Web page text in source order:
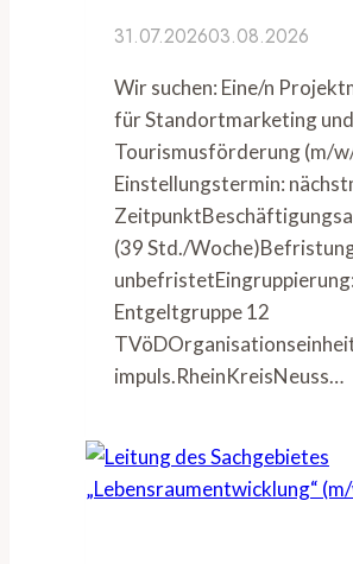
31.07.202603.08.2026
Wir suchen: Eine/n
für Standortmarketing und
Tourismusförderung (m/
Einstellungstermin:
(39 Std./
unbefristetEingruppierung:
Entgeltgruppe 12
impuls.RheinKreisNeuss…